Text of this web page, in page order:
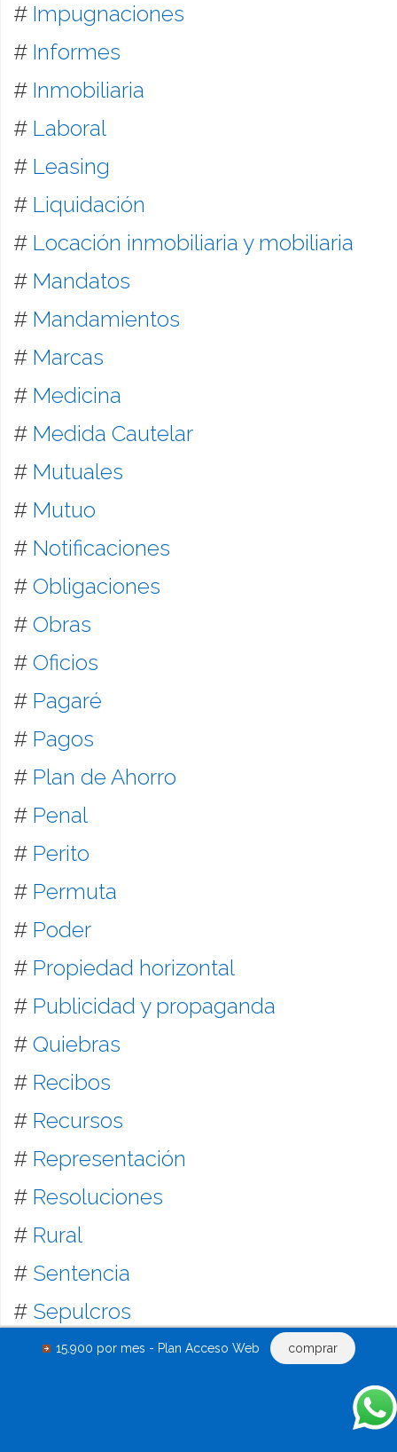
15.900 por mes - Plan Acceso Web comprar
# Impugnaciones
# Informes
# Inmobiliaria
# Laboral
# Leasing
# Liquidación
# Locación inmobiliaria y mobiliaria
# Mandatos
# Mandamientos
# Marcas
# Medicina
# Medida Cautelar
# Mutuales
# Mutuo
# Notificaciones
# Obligaciones
# Obras
# Oficios
# Pagaré
# Pagos
# Plan de Ahorro
# Penal
# Perito
# Permuta
# Poder
# Propiedad horizontal
# Publicidad y propaganda
# Quiebras
# Recibos
# Recursos
# Representación
# Resoluciones
# Rural
# Sentencia
# Sepulcros
Servicios